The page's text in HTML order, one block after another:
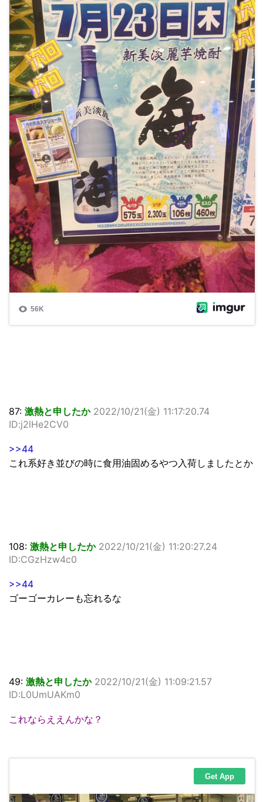
87: 激熱と申したか 2022/10/21(金) 11:17:20.74
ID:j2lHe2CV0
>>44
これ系好き並びの時に食用油固めるやつ入荷しましたとか
108: 激熱と申したか 2022/10/21(金) 11:20:27.24
ID:CGzHzw4c0
>>44
ゴーゴーカレーも忘れるな
49: 激熱と申したか 2022/10/21(金) 11:09:21.57
ID:L0UmUAKm0
これならええんかな？